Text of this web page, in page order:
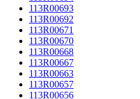
113R00693
113R00692
113R00671
113R00670
113R00668
113R00667
113R00663
113R00657
113R00656